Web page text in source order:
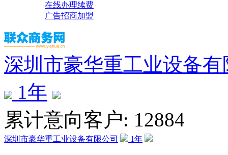
在线办理续费
广告招商加盟
深圳市豪华重工业设备有
1年
累计意向客户: 12884
深圳市豪华重工业设备有限公司 1年